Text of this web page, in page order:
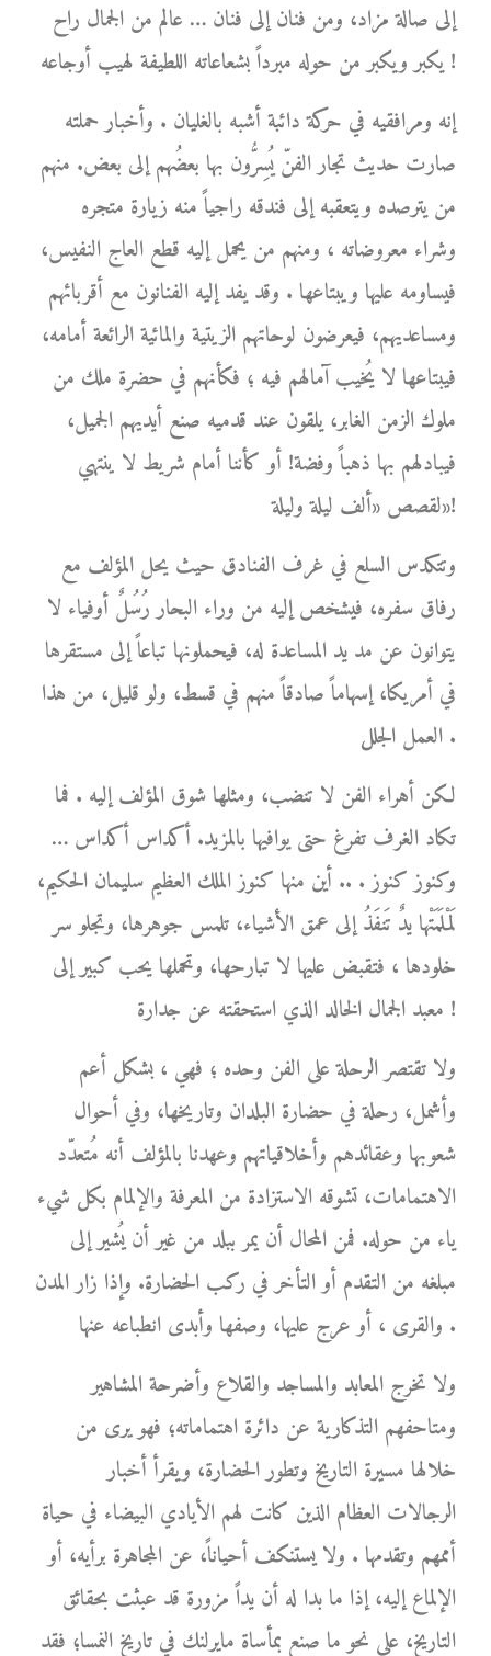
إلى صالة مزاد، ومن فنان إلى فنان … عالم من الجمال راح
يكبر ويكبر من حوله مبرداً بشعاعاته اللطيفة لهيب أوجاعه !
إنه ومرافقيه في حركة دائبة أشبه بالغليان . وأخبار حملته
صارت حديث تجار الفنّ يُسِرُّون بها بعضُهم إلى بعض. منهم
من يترصده ويتعقبه إلى فندقه راجياً منه زيارة متجره
وشراء معروضاته ، ومنهم من يحمل إليه قطع العاج النفيس،
فيساومه عليها ويبتاعها . وقد يفد إليه الفنانون مع أقربائهم
ومساعديهم، فيعرضون لوحاتهم الزيتية والمائية الرائعة أمامه،
فيبتاعها لا يُخيب آمالهم فيه ؛ فكأنهم في حضرة ملك من
ملوك الزمن الغابر، يلقون عند قدميه صنع أيديهم الجميل،
فيبادلهم بها ذهباً وفضة! أو كأننا أمام شريط لا ينتهي
لقصص «ألف ليلة وليلة»!
وتتكدس السلع في غرف الفنادق حيث يحل المؤلف مع
رفاق سفره، فيشخص إليه من وراء البحار رُسُلٌ أوفياء لا
يتوانون عن مد يد المساعدة له، فيحملونها تباعاً إلى مستقرها
في أمريكا، إسهاماً صادقاً منهم في قسط، ولو قليل، من هذا
العمل الجلل .
لكن أهراء الفن لا تنضب، ومثلها شوق المؤلف إليه . فما
تكاد الغرف تفرغ حتى يوافيها بالمزيد. أكداس أكداس …
وكنوز كنوز . .. أين منها كنوز الملك العظيم سليمان الحكيم،
لَمْلَمَتْها يدٌ تَنفَذُ إلى عمق الأشياء، تلمس جوهرها، وتجلو سر
خلودها ، فتقبض عليها لا تبارحها، وتحملها يحب كبير إلى
معبد الجمال الخالد الذي استحقته عن جدارة !
ولا تقتصر الرحلة على الفن وحده ؛ فهي ، بشكل أعم
وأشمل، رحلة في حضارة البلدان وتاريخها، وفي أحوال
شعوبها وعقائدهم وأخلاقياتهم وعهدنا بالمؤلف أنه مُتعدّد
الاهتمامات، تشوقه الاستزادة من المعرفة والإلمام بكل شيء
ياء من حوله. فمن المحال أن يمر ببلد من غير أن يُشير إلى
مبلغه من التقدم أو التأخر في ركب الحضارة. وإذا زار المدن
والقرى ، أو عرج عليها، وصفها وأبدى انطباعه عنها .
ولا تخرج المعابد والمساجد والقلاع وأضرحة المشاهير
ومتاحفهم التذكارية عن دائرة اهتماماته؛ فهو يرى من
خلالها مسيرة التاريخ وتطور الحضارة، ويقرأ أخبار
الرجالات العظام الذين كانت لهم الأيادي البيضاء في حياة
أممهم وتقدمها . ولا يستنكف أحياناً، عن المجاهرة برأيه، أو
الإلماع إليه، إذا ما بدا له أن يداً مزورة قد عبثت بحقائق
التاريخ، على نحو ما صنع بمأساة مايرلنك في تاريخ النمسا؛ فقد